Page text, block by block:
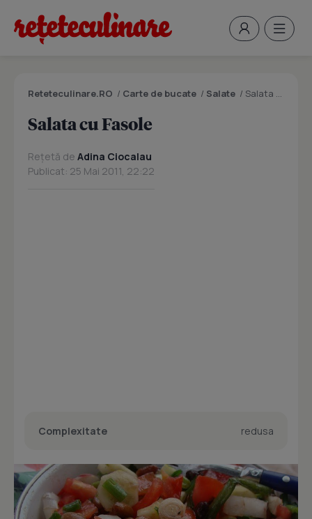
Reteteculinare.RO / Carte de bucate / Salate / Salata cu Fasole
Salata cu Fasole
Rețetă de Adina Ciocalau
Publicat: 25 Mai 2011, 22:22
Complexitate redusa